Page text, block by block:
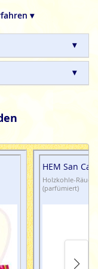
▾
HEM San
Holzkohle-
(parfümiert)